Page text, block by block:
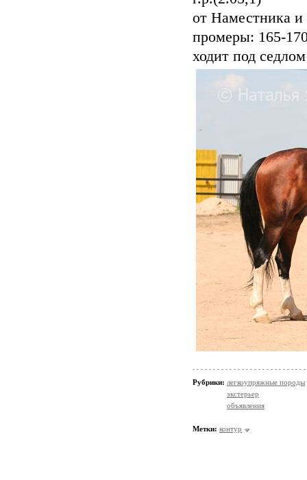
от Наместника
промеры: 165-
ходит под
Рубрики: легкоупряжные породы
экстерьер
объявления
Метки: контур